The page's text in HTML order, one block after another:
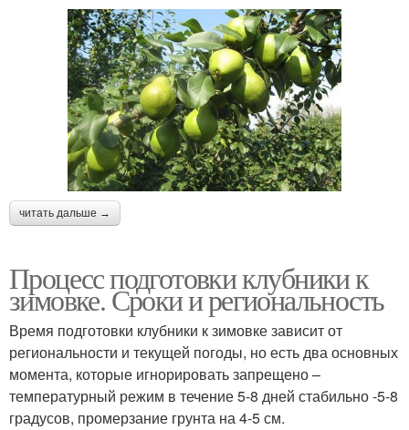
читать дальше →
Процесс подготовки клубники к
зимовке. Сроки и региональность
Время подготовки клубники к зимовке зависит от
региональности и текущей погоды, но есть два основных
момента, которые игнорировать запрещено –
температурный режим в течение 5-8 дней стабильно -5-8
градусов, промерзание грунта на 4-5 см.